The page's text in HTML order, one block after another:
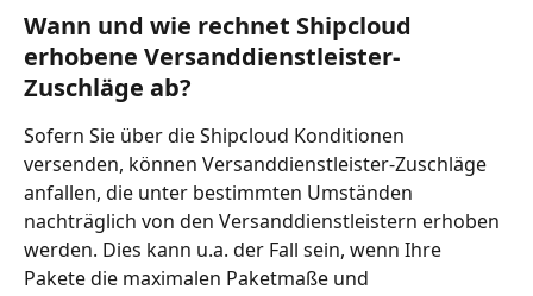
Wann und wie rechnet Shipcloud
erhobene Versanddienstleister-
Zuschläge ab?
Sofern Sie über die Shipcloud Konditionen
versenden, können Versanddienstleister-Zuschläge
anfallen, die unter bestimmten Umständen
nachträglich von den Versanddienstleistern erhoben
werden. Dies kann u.a. der Fall sein, wenn Ihre
Pakete die maximalen Paketmaße und